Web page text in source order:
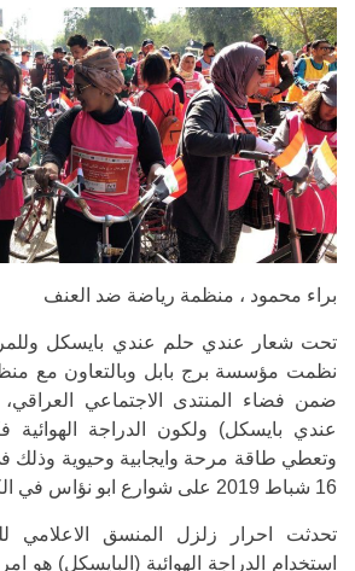
براء محمود ، منظمة رياضة ضد العنف
تحت شعار عندي حلم عندي بايسكل وللمرة
نظمت مؤسسة برج بابل وبالتعاون مع
ضمن فضاء المنتدى الاجتماعي
عندي بايسكل) ولكون الدراجة
وتعطي طاقة مرحة وايجابية وحيوية وذلك
16 شباط 2019 على شوارع ابو نؤاس في الكرادة.
تحدثت احرار زلزل المنسق الاعلامي
استخدام الدراجة الهوائية (البايسكل) هو